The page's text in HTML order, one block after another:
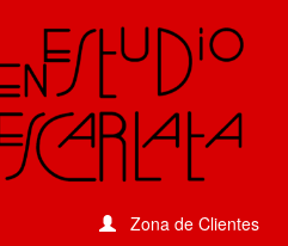
Zona de Clientes